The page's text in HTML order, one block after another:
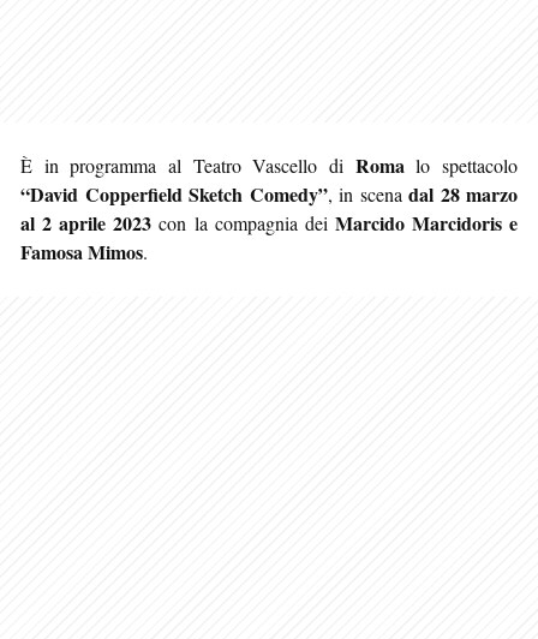
È in programma al Teatro Vascello di Roma lo spettacolo
“David Copperfield Sketch Comedy”, in scena dal 28 marzo
al 2 aprile 2023 con la compagnia dei Marcido Marcidoris e
Famosa Mimos.